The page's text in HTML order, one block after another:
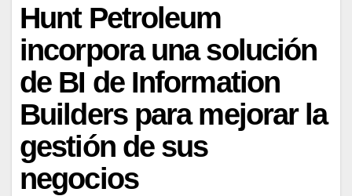
Hunt Petroleum
incorpora una solución
de BI de Information
Builders para mejorar la
gestión de sus
negocios